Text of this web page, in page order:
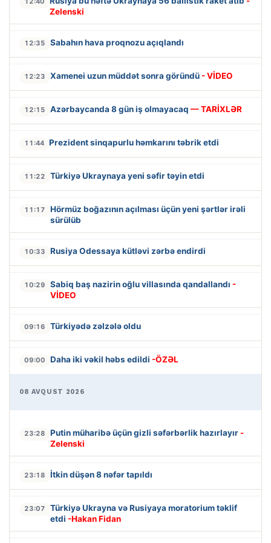
Zelenski
12:35 Sabahın hava proqnozu açıqlandı
12:23 Xamenei uzun müddət sonra göründü - VİDEO
12:15 Azərbaycanda 8 gün iş olmayacaq — TARİXLƏR
11:44 Prezident sinqapurlu həmkarını təbrik etdi
11:22 Türkiyə Ukraynaya yeni səfir təyin etdi
11:17
Hörmüz boğazının açılması üçün yeni şərtlər irəli
sürülüb
10:33 Rusiya Odessaya kütləvi zərbə endirdi
10:29 Sabiq baş nazirin oğlu villasında qandallandı -
VİDEO
09:16 Türkiyədə zəlzələ oldu
09:00 Daha iki vəkil həbs edildi -ÖZƏL
08 AVQUST 2026
23:28 Putin müharibə üçün gizli səfərbərlik hazırlayır -
Zelenski
23:18 İtkin düşən 8 nəfər tapıldı
23:07
Türkiyə Ukrayna və Rusiyaya moratorium təklif
etdi -Hakan Fidan